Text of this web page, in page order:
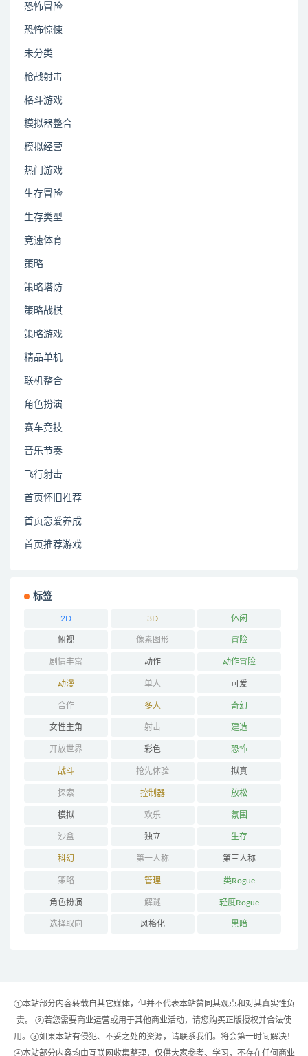
恐怖冒险
恐怖惊悚
未分类
枪战射击
格斗游戏
模拟器整合
模拟经营
热门游戏
生存冒险
生存类型
竞速体育
策略
策略塔防
策略战棋
策略游戏
精品单机
联机整合
角色扮演
赛车竞技
音乐节奏
飞行射击
首页怀旧推荐
首页恋爱养成
首页推荐游戏
标签
2D 3D 休闲
俯视 像素图形 冒险
剧情丰富 动作 动作冒险
动漫 单人 可爱
合作 多人 奇幻
女性主角 射击 建造
开放世界 彩色 恐怖
战斗 抢先体验 拟真
探索 控制器 放松
模拟 欢乐 氛围
沙盒 独立 生存
科幻 第一人称 第三人称
策略 管理 类Rogue
角色扮演 解谜 轻度Rogue
选择取向 风格化 黑暗
①本站部分内容转载自其它媒体，但并不代表本站赞同其观点和对其真实性负
责。 ②若您需要商业运营或用于其他商业活动，请您购买正版授权并合法使
用。③如果本站有侵犯、不妥之处的资源，请联系我们。将会第一时间解决！
④本站部分内容均由互联网收集整理，仅供大家参考、学习，不存在任何商业